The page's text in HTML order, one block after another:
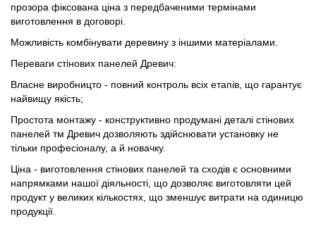
прозора фіксована ціна з передбаченими термінами
виготовлення в договорі.
Можливість комбінувати деревину з іншими матеріалами.
Переваги стінових панелей Древич:
Власне виробницто - повний контроль всіх етапів, що гарантує
найвищу якість;
Простота монтажу - конструктивно продумані деталі стінових
панелей тм Древич дозволяють здійснювати установку не
тільки професіоналу, а й новачку.
Ціна - виготовлення стінових панелей та сходів є основними
напрямками нашої діяльності, що дозволяє виготовляти цей
продукт у великих кількостях, що зменшує витрати на одиницю
продукції.